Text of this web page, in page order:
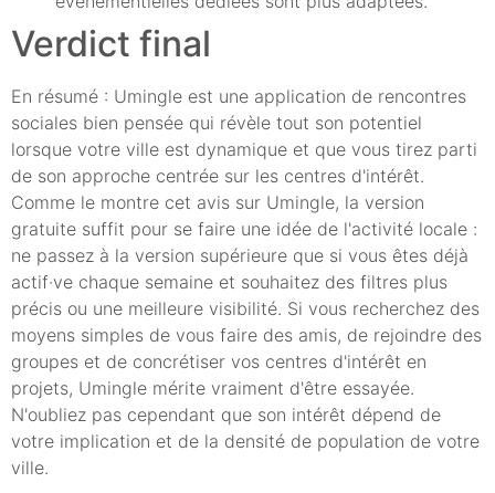
Verdict final
En résumé : Umingle est une application de rencontres
sociales bien pensée qui révèle tout son potentiel
lorsque votre ville est dynamique et que vous tirez parti
de son approche centrée sur les centres d'intérêt.
Comme le montre cet avis sur Umingle, la version
gratuite suffit pour se faire une idée de l'activité locale :
ne passez à la version supérieure que si vous êtes déjà
actif·ve chaque semaine et souhaitez des filtres plus
précis ou une meilleure visibilité. Si vous recherchez des
moyens simples de vous faire des amis, de rejoindre des
groupes et de concrétiser vos centres d'intérêt en
projets, Umingle mérite vraiment d'être essayée.
N'oubliez pas cependant que son intérêt dépend de
votre implication et de la densité de population de votre
ville.